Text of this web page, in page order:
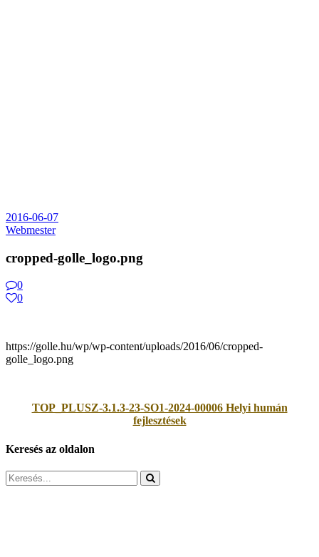
2016-06-07
Webmester
cropped-golle_logo.png
0
0
https://golle.hu/wp/wp-content/uploads/2016/06/cropped-
golle_logo.png
TOP_PLUSZ-3.1.3-23-SO1-2024-00006 Helyi humán
fejlesztések
Keresés az oldalon
Search
for: